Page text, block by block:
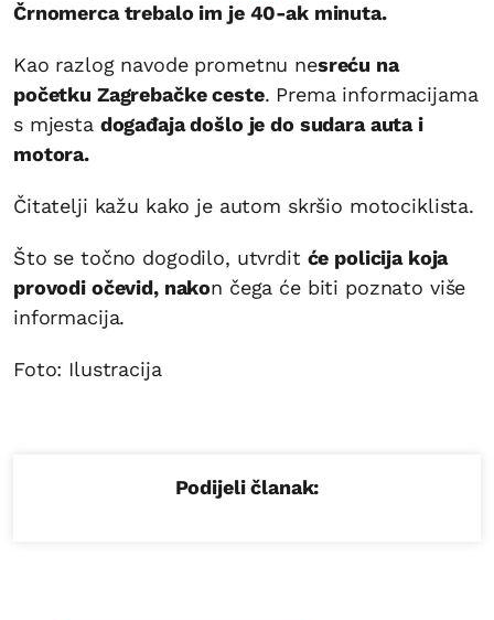
Črnomerca trebalo im je 40-ak minuta.
Kao razlog navode prometnu nesreću na
početku Zagrebačke ceste. Prema informacijama
s mjesta događaja došlo je do sudara auta i
motora.
Čitatelji kažu kako je autom skršio motociklista.
Što se točno dogodilo, utvrdit će policija koja
provodi očevid, nakon čega će biti poznato više
informacija.
Foto: Ilustracija
Podijeli članak: